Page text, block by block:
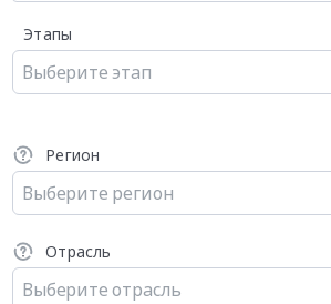
Этапы
Выберите этап
Регион
Выберите регион
Отрасль
Выберите отрасль